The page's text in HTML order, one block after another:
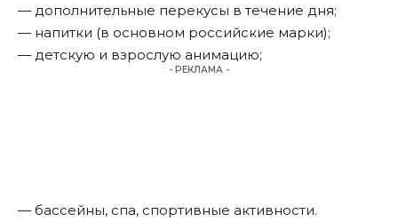
— дополнительные перекусы в течение дня;
— напитки (в основном российские марки);
— детскую и взрослую анимацию;
- РЕКЛАМА -
— бассейны, спа, спортивные активности.